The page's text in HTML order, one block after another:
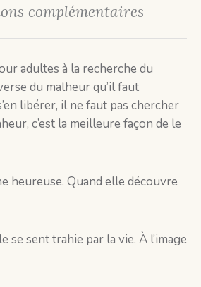
complémentaires
adultes à la recherche du
du malheur qu’il faut
libérer, il ne faut pas chercher
c’est la meilleure façon de le
heureuse. Quand elle découvre
se sent trahie par la vie. À l’image